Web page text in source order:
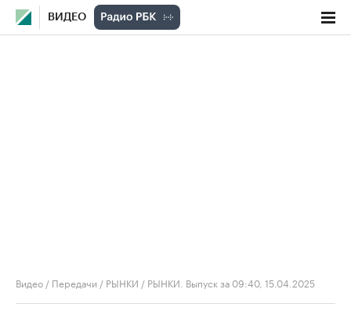
ВИДЕО
Видео / Передачи / РЫНКИ / РЫНКИ. Выпуск за 09:40, 15.04.2025